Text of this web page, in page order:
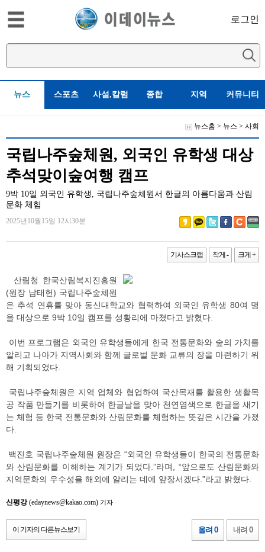
로그인
뉴스 스포츠 사설,칼럼 종합 지역 커뮤니티
뉴스홈 > 뉴스 > 사회
국립나주숲체원, 외국인 유학생 대상
추석맞이숲여행 캠프
9박 10일 외국인 유학생, 국립나주숲체원서 한글의 아름다움과 산림
문화 체험
2025년10월15일 12시30분
기사스크랩 작게 - 크게 +
산림청 한국산림복지진흥원
(원장 남태헌) 국립나주숲체원
은 추석 연휴를 맞아 동신대학교와 협력하여 외국인 유학생 80여 명
을 대상으로 9박 10일 캠프를 성황리에 마쳤다고 밝혔다.
이번 프로그램은 외국인 유학생들에게 한국 전통문화와 숲의 가치를
알리고 나아가 지역사회와 함께 글로벌 문화 교류의 장을 마련하기 위
해 기획되었다.
국립나주숲체원은 지역 업체와 협업하여 국산목재를 활용한 생활목
공 작품 만들기를 비롯하여 한글날을 맞아 천연염색으로 한글을 새기
는 체험 등 한국 전통문화와 산림문화를 체험하는 뜻깊은 시간을 가졌
다.
백진호 국립나주숲체원 원장은 “외국인 유학생들이 한국의 전통문화
와 산림문화를 이해하는 계기가 되었다.”라며, “앞으로도 산림문화와
지역문화의 우수성을 해외에 알리는 데에 앞장서겠다.”라고 밝혔다.
신평강(edaynews@kakao.com) 기자
이 기자의 다른뉴스보기 올려 0 내려 0